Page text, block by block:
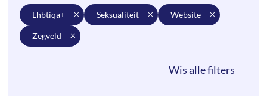
lhbtiqa+ seksualiteit website
zegveld